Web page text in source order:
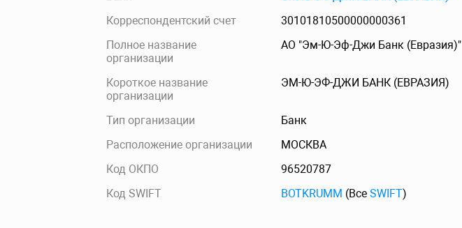
Корреспондентский счет
30101810500000000361
Полное название
организации
АО "Эм-Ю-Эф-Джи Банк (Евразия)"
Короткое название
организации
ЭМ-Ю-ЭФ-ДЖИ БАНК (ЕВРАЗИЯ)
Тип организации
Банк
Расположение организации
МОСКВА
Код ОКПО
96520787
Код SWIFT
BOTKRUMM (Все SWIFT)